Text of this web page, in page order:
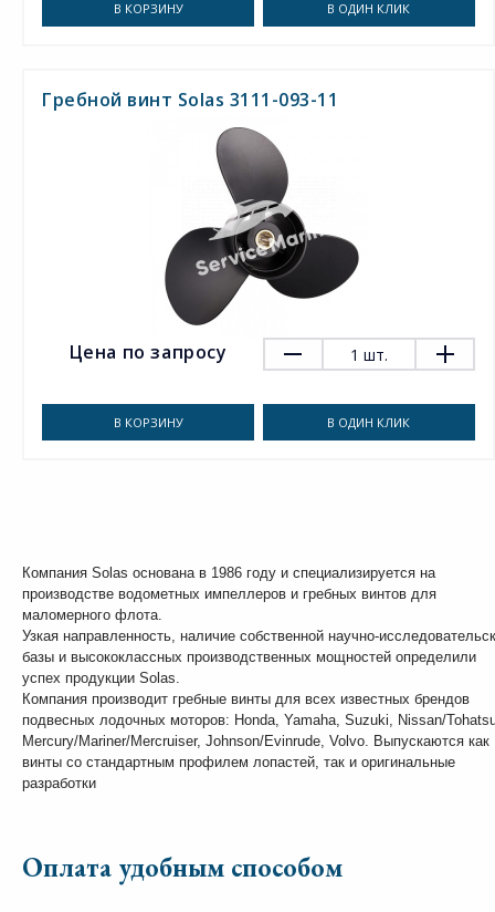
В КОРЗИНУ В ОДИН КЛИК
Гребной винт Solas 3111-093-11
Цена по запросу 1 шт.
В КОРЗИНУ В ОДИН КЛИК
Компания Solas основана в 1986 году и специализируется на
производстве водометных импеллеров и гребных винтов для
маломерного флота.
Узкая направленность, наличие собственной научно-
базы и высококлассных производственных мощностей определили
успех продукции Solas.
Компания производит гребные винты для всех известных брендов
подвесных лодочных моторов: Honda, Yamaha, Suzuki, Nissan/
Mercury/Mariner/Mercruiser, Johnson/Evinrude, Volvo. Выпускаются как
винты со стандартным профилем лопастей, так и оригинальные
разработки
Оплата удобным способом